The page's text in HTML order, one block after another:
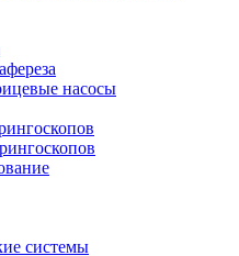
насосы
системы